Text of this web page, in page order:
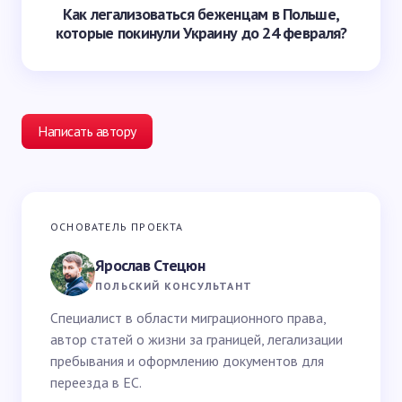
Как легализоваться беженцам в Польше,
которые покинули Украину до 24 февраля?
Написать автору
Ваш адрес email не будет опубликован.
Ваше имя *
Email *
ОСНОВАТЕЛЬ ПРОЕКТА
Ярослав Стецюн
ПОЛЬСКИЙ КОНСУЛЬТАНТ
Специалист в области миграционного права,
автор статей о жизни за границей, легализации
пребывания и оформлению документов для
переезда в ЕС.